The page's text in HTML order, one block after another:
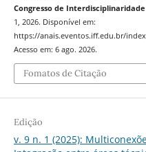
Congresso de
1, 2026. Disponível em:
https://anais.eventos.iff.edu.br/
Acesso em: 6 ago. 2026.
Fomatos de Citação
Edição
v. 9 n. 1 (2025):